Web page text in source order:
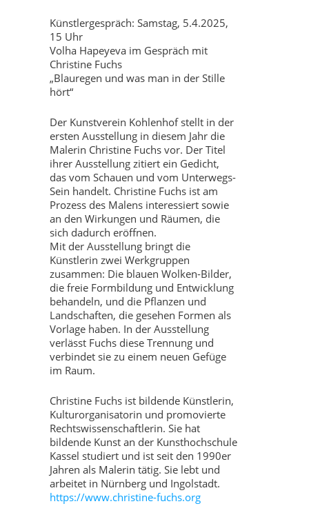
Künstlergespräch: Samstag, 5.4.2025,
15 Uhr
Volha Hapeyeva im Gespräch mit
Christine Fuchs
„Blauregen und was man in der Stille
hört“
Der Kunstverein Kohlenhof stellt in der
ersten Ausstellung in diesem Jahr die
Malerin Christine Fuchs vor. Der Titel
ihrer Ausstellung zitiert ein Gedicht,
das vom Schauen und vom Unterwegs-
Sein handelt. Christine Fuchs ist am
Prozess des Malens interessiert sowie
an den Wirkungen und Räumen, die
sich dadurch eröffnen.
Mit der Ausstellung bringt die
Künstlerin zwei Werkgruppen
zusammen: Die blauen Wolken-Bilder,
die freie Formbildung und Entwicklung
behandeln, und die Pflanzen und
Landschaften, die gesehen Formen als
Vorlage haben. In der Ausstellung
verlässt Fuchs diese Trennung und
verbindet sie zu einem neuen Gefüge
im Raum.
Christine Fuchs ist bildende Künstlerin,
Kulturorganisatorin und promovierte
Rechtswissenschaftlerin. Sie hat
bildende Kunst an der Kunsthochschule
Kassel studiert und ist seit den 1990er
Jahren als Malerin tätig. Sie lebt und
arbeitet in Nürnberg und Ingolstadt.
https://www.christine-fuchs.org